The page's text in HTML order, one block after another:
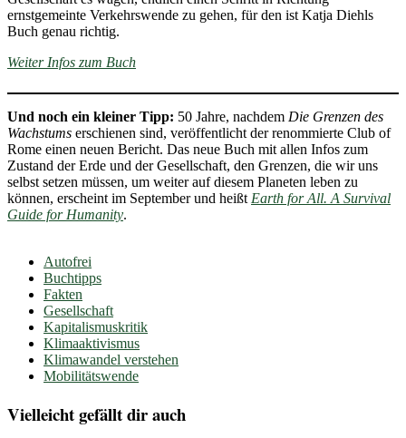
ernstgemeinte Verkehrswende zu gehen, für den ist Katja Diehls
Buch genau richtig.
Weiter Infos zum Buch
Und noch ein kleiner Tipp: 50 Jahre, nachdem Die Grenzen des
Wachstums erschienen sind, veröffentlicht der renommierte Club of
Rome einen neuen Bericht. Das neue Buch mit allen Infos zum
Zustand der Erde und der Gesellschaft, den Grenzen, die wir uns
selbst setzen müssen, um weiter auf diesem Planeten leben zu
können, erscheint im September und heißt Earth for All. A Survival
Guide for Humanity.
Autofrei
Buchtipps
Fakten
Gesellschaft
Kapitalismuskritik
Klimaaktivismus
Klimawandel verstehen
Mobilitätswende
Vielleicht gefällt dir auch